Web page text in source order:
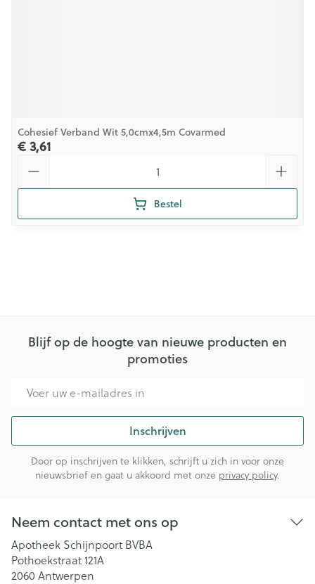
Cohesief Verband Wit 5,0cmx4,5m Covarmed
€ 3,61
Bestel
Blijf op de hoogte van nieuwe producten en
promoties
Inschrijven
Door op inschrijven te klikken, schrijft u zich in voor onze
nieuwsbrief en gaat u akkoord met onze privacy policy.
Neem contact met ons op
Apotheek Schijnpoort BVBA
Pothoekstraat 121A
2060 Antwerpen